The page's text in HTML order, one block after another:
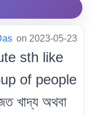
on 2023-05-23
sth like
of people
খাদ্য অথবা